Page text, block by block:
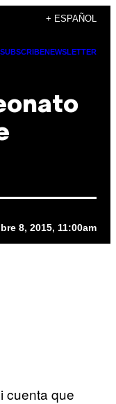
+ ESPAÑOL
SUBSCRIBENEWSLETTER
8, 2015, 11:00am
cuenta que